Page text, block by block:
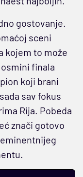
gostovanje.
sceni
kojem to može
finala
koji brani
sav fokus
Rija. Pobeda
znači gotovo